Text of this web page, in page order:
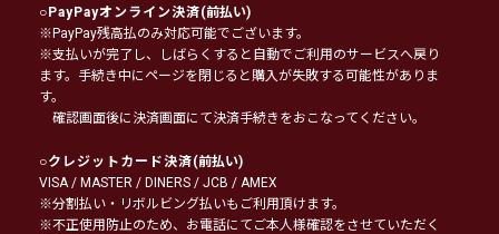
○PayPayオンライン決済(前払い)
※PayPay残高払のみ対応可能でございます。
※支払いが完了し、しばらくすると自動でご利用のサービスへ戻り
ます。手続き中にページを閉じると購入が失敗する可能性がありま
す。
確認画面後に決済画面にて決済手続きをおこなってください。
○クレジットカード決済(前払い)
VISA / MASTER / DINERS / JCB / AMEX
※分割払い・リボルビング払いもご利用頂けます。
※不正使用防止のため、お電話にてご本人様確認をさせていただく